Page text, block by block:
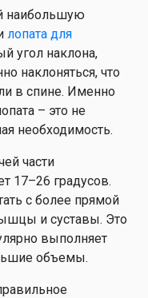
наибольшую
лопата для
угол наклона,
наклоняться, что
в спине. Именно
– это не
необходимость.
части
17–26 градусов.
с более прямой
и суставы. Это
выполняет
объемы.